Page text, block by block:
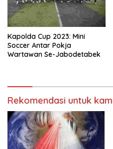
Kapolda Cup 2023: Mini
Soccer Antar Pokja
Wartawan Se-Jabodetabek
Rekomendasi untuk